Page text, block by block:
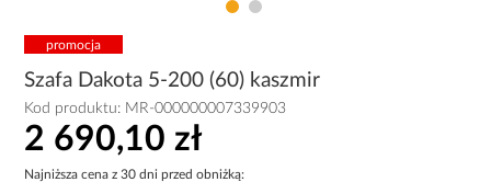
promocja
Szafa Dakota 5-200 (60) kaszmir
Kod produktu: MR-000000007339903
2 690,10 zł
Najniższa cena z 30 dni przed obniżką: